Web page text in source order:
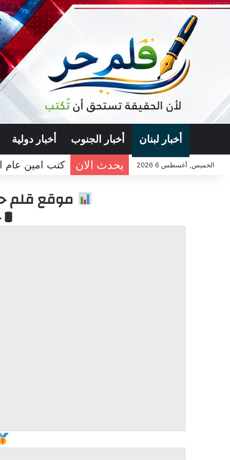
أخبار لبنان أخبار الجنوب أخبار دولية
الخميس, أغسطس 6 2026 يحدث الان كتب امين عام
موقع قلم
🛢